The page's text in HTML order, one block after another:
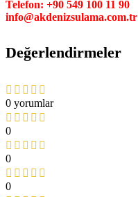
Telefon: +90 549 100 11 90
info@akdenizsulama.com.tr
Değerlendirmeler
0 yorumlar
0
0
0